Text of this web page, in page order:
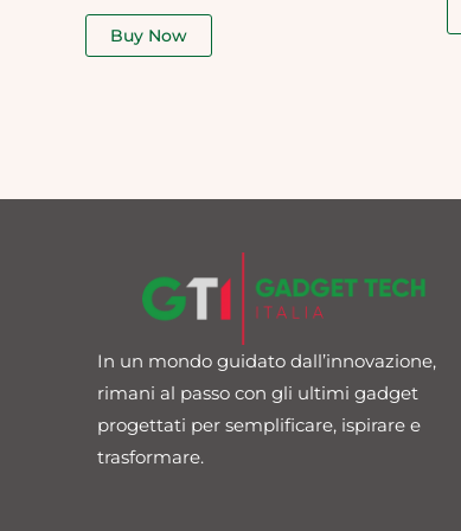
out
Buy Now
In un mondo guidato dall’innovazione,
rimani al passo con gli ultimi gadget
progettati per semplificare, ispirare e
trasformare.